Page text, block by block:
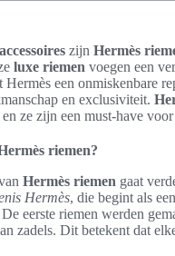
zijn Hermès
luxe riemen voegen een
een onmiskenbare
en exclusiviteit.
ze zijn een must-have
riemen?
Hermès riemen gaat
Hermès, die begint als
De eerste riemen werden
zadels. Dit betekent dat